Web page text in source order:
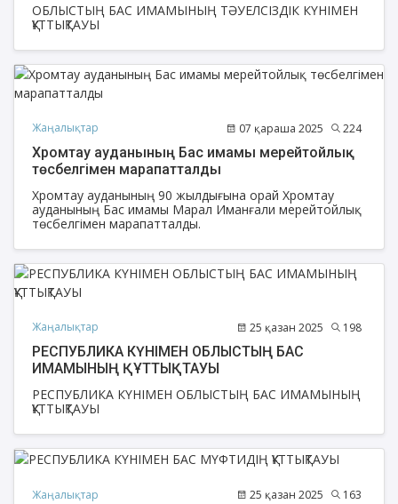
ОБЛЫСТЫҢ БАС ИМАМЫНЫҢ ТӘУЕЛСІЗДІК КҮНІМЕН
ҚҰТТЫҚТАУЫ
Жаңалықтар 07 қараша 2025 224
Хромтау ауданының Бас имамы мерейтойлық
төсбелгімен марапатталды
Хромтау ауданының 90 жылдығына орай Хромтау
ауданының Бас имамы Марал Иманғали мерейтойлық
төсбелгімен марапатталды.
Жаңалықтар 25 қазан 2025 198
РЕСПУБЛИКА КҮНІМЕН ОБЛЫСТЫҢ БАС
ИМАМЫНЫҢ ҚҰТТЫҚТАУЫ
РЕСПУБЛИКА КҮНІМЕН ОБЛЫСТЫҢ БАС ИМАМЫНЫҢ
ҚҰТТЫҚТАУЫ
Жаңалықтар 25 қазан 2025 163